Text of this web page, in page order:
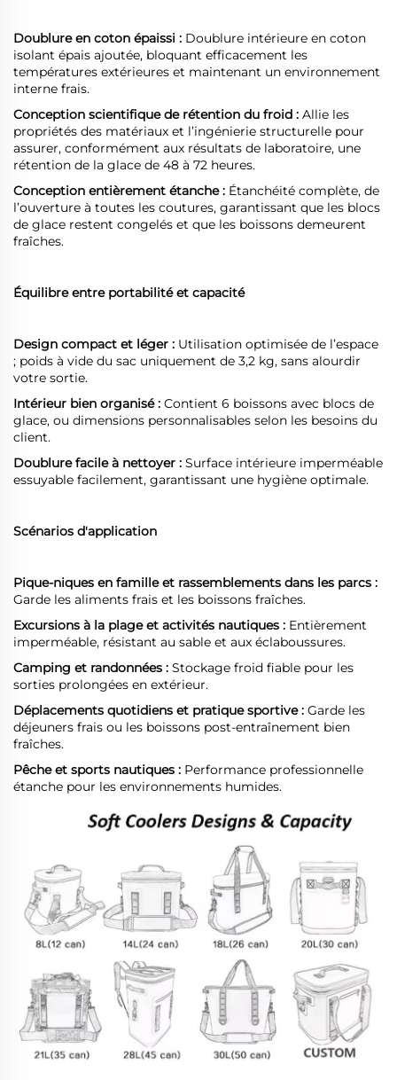
Doublure en coton épaissi : Doublure intérieure en coton
isolant épais ajoutée, bloquant efficacement les
températures extérieures et maintenant un environnement
interne frais.
Conception scientifique de rétention du froid : Allie les
propriétés des matériaux et l’ingénierie structurelle pour
assurer, conformément aux résultats de laboratoire, une
rétention de la glace de 48 à 72 heures.
Conception entièrement étanche : Étanchéité complète, de
l’ouverture à toutes les coutures, garantissant que les blocs
de glace restent congelés et que les boissons demeurent
fraîches.
Équilibre entre portabilité et capacité
Design compact et léger : Utilisation optimisée de l’espace
; poids à vide du sac uniquement de 3,2 kg, sans alourdir
votre sortie.
Intérieur bien organisé : Contient 6 boissons avec blocs de
glace, ou dimensions personnalisables selon les besoins du
client.
Doublure facile à nettoyer : Surface intérieure imperméable
essuyable facilement, garantissant une hygiène optimale.
Scénarios d'application
Pique-niques en famille et rassemblements dans les parcs :
Garde les aliments frais et les boissons fraîches.
Excursions à la plage et activités nautiques : Entièrement
imperméable, résistant au sable et aux éclaboussures.
Camping et randonnées : Stockage froid fiable pour les
sorties prolongées en extérieur.
Déplacements quotidiens et pratique sportive : Garde les
déjeuners frais ou les boissons post-entraînement bien
fraîches.
Pêche et sports nautiques : Performance professionnelle
étanche pour les environnements humides.